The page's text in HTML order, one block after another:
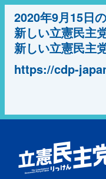
2020年9月15日
新しい立憲民主
新しい立憲民主
https://cdp-